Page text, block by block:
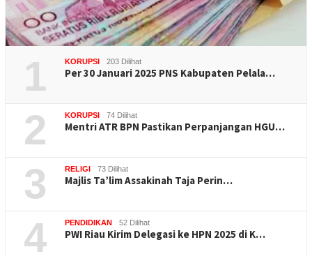
1 KORUPSI 203 Dilihat
Per 30 Januari 2025 PNS Kabupaten Pelala…
2 KORUPSI 74 Dilihat
Mentri ATR BPN Pastikan Perpanjangan HGU…
3 RELIGI 73 Dilihat
Majlis Ta’lim Assakinah Taja Perin…
4 PENDIDIKAN 52 Dilihat
PWI Riau Kirim Delegasi ke HPN 2025 di K…